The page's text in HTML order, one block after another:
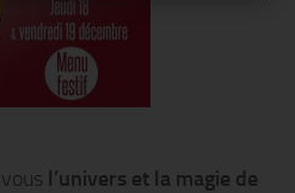
l’univers et la magie de